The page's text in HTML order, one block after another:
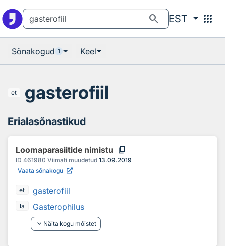
search EST apps
Sõnakogud 1 Keel
et gasterofiil
Erialasõnastikud
Loomaparasiitide nimistu content_copy
ID 461980 Viimati muudetud 13.09.2019
Vaata sõnakogu
et gasterofiil
la
Gasterophilus
keyboard_arrow_down Näita kogu mõistet